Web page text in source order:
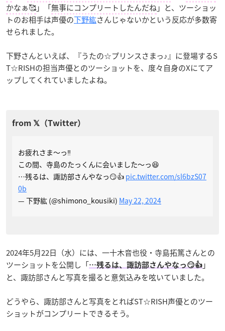
かなぁ🥰」「無事にコンプリートしたんだね」と、ツーショッ
トのお相手は声優の下野紘さんじゃないかという反応が多数寄
せられました。
下野さんといえば、『うたの☆プリンスさまっ♪』に登場するS
T☆RISHの担当声優とのツーショットを、度々自身のXにてア
ップしてくれていましたよね。
お疲れさま〜っ‼️
この間、寺島のたっくんに会いました〜っ😆
…残るは、諏訪部さんやなっ😏👍 pic.twitter.com/sl6bzS07
0b
— 下野紘 (@shimono_kousiki) May 22, 2024
2024年5月22日（水）には、一十木音也役・寺島拓篤さんとの
ツーショットを公開し「…残るは、諏訪部さんやなっ😏👍 」
と、諏訪部さんと写真を撮ると意気込みを呟いていました。
どうやら、諏訪部さんと写真をとればST☆RISH声優とのツー
ショットがコンプリートできるそう。